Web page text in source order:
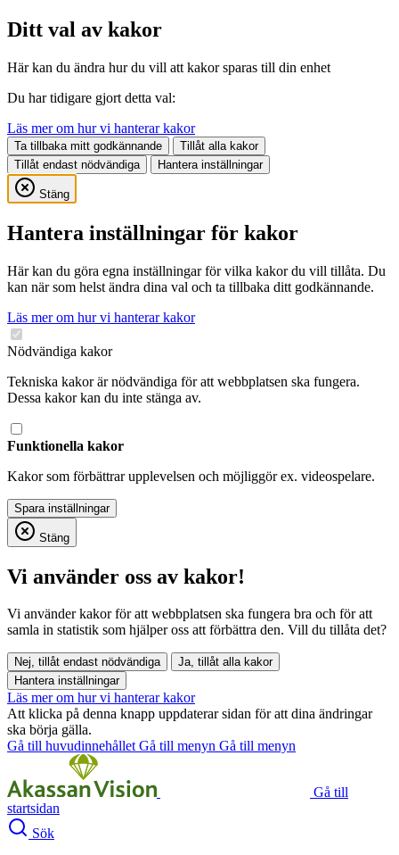
Ditt val av kakor
Här kan du ändra hur du vill att kakor sparas till din enhet
Du har tidigare gjort detta val:
Läs mer om hur vi hanterar kakor
Ta tillbaka mitt godkännande
Tillåt alla kakor
Tillåt endast nödvändiga
Hantera inställningar
Stäng
Hantera inställningar för kakor
Här kan du göra egna inställningar för vilka kakor du vill tillåta. Du
kan när som helst ändra dina val och ta tillbaka ditt godkännande.
Läs mer om hur vi hanterar kakor
Nödvändiga kakor
Tekniska kakor är nödvändiga för att webbplatsen ska fungera.
Dessa kakor kan du inte stänga av.
Funktionella kakor
Kakor som förbättrar upplevelsen och möjliggör ex. videospelare.
Stäng
Vi använder oss av kakor!
Vi använder kakor för att webbplatsen ska fungera bra och för att
samla in statistik som hjälper oss att förbättra den. Vill du tillåta det?
Nej, tillåt endast nödvändiga
Ja, tillåt alla kakor
Hantera inställningar
Läs mer om hur vi hanterar kakor
Att klicka på denna knapp uppdaterar sidan för att dina ändringar
ska börja gälla.
Gå till huvudinnehålletGå till menyn Gå till menyn
Gå till
startsidan
Sök